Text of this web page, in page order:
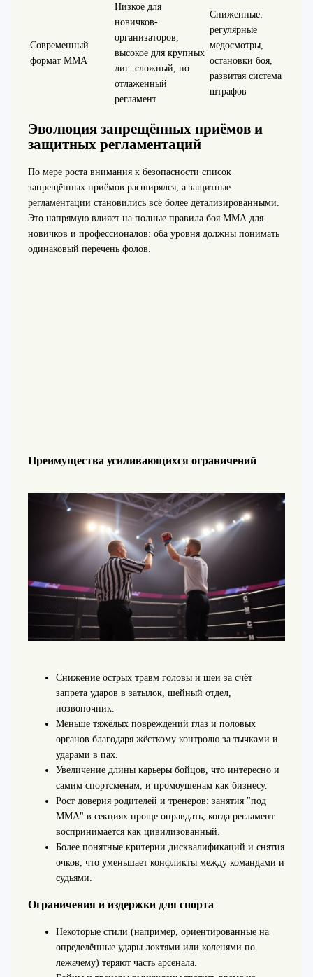
Современный
формат ММА
Низкое для
новичков-
организаторов,
высокое для крупных
лиг: сложный, но
отлаженный
регламент
Сниженные:
регулярные
медосмотры,
остановки боя,
развитая система
штрафов
Эволюция запрещённых приёмов и
защитных регламентаций
По мере роста внимания к безопасности список
запрещённых приёмов расширялся, а защитные
регламентации становились всё более детализированными.
Это напрямую влияет на полные правила боя ММА для
новичков и профессионалов: оба уровня должны понимать
одинаковый перечень фолов.
Преимущества усиливающихся ограничений
Снижение острых травм головы и шеи за счёт
запрета ударов в затылок, шейный отдел,
позвоночник.
Меньше тяжёлых повреждений глаз и половых
органов благодаря жёсткому контролю за тычками и
ударами в пах.
Увеличение длины карьеры бойцов, что интересно и
самим спортсменам, и промоушенам как бизнесу.
Рост доверия родителей и тренеров: занятия "под
ММА" в секциях проще оправдать, когда регламент
воспринимается как цивилизованный.
Более понятные критерии дисквалификаций и снятия
очков, что уменьшает конфликты между командами и
судьями.
Ограничения и издержки для спорта
Некоторые стили (например, ориентированные на
определённые удары локтями или коленями по
лежачему) теряют часть арсенала.